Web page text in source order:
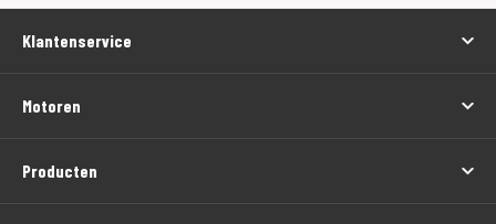
Klantenservice
Motoren
Producten